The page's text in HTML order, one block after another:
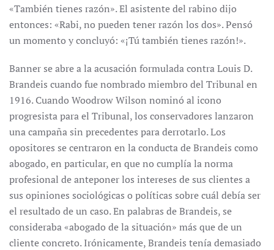
«También tienes razón». El asistente del rabino dijo
entonces: «Rabi, no pueden tener razón los dos». Pensó
un momento y concluyó: «¡Tú también tienes razón!».
Banner se abre a la acusación formulada contra Louis D.
Brandeis cuando fue nombrado miembro del Tribunal en
1916. Cuando Woodrow Wilson nominó al icono
progresista para el Tribunal, los conservadores lanzaron
una campaña sin precedentes para derrotarlo. Los
opositores se centraron en la conducta de Brandeis como
abogado, en particular, en que no cumplía la norma
profesional de anteponer los intereses de sus clientes a
sus opiniones sociológicas o políticas sobre cuál debía ser
el resultado de un caso. En palabras de Brandeis, se
consideraba «abogado de la situación» más que de un
cliente concreto. Irónicamente, Brandeis tenía demasiado